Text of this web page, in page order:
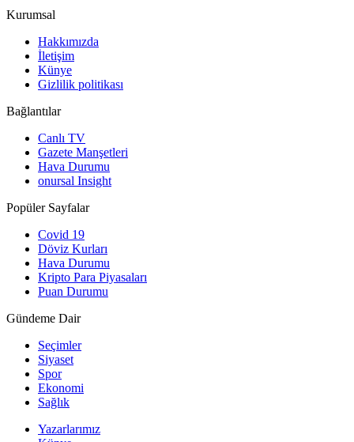
Kurumsal
Hakkımızda
İletişim
Künye
Gizlilik politikası
Bağlantılar
Canlı TV
Gazete Manşetleri
Hava Durumu
onursal Insight
Popüler Sayfalar
Covid 19
Döviz Kurları
Hava Durumu
Kripto Para Piyasaları
Puan Durumu
Gündeme Dair
Seçimler
Siyaset
Spor
Ekonomi
Sağlık
Yazarlarımız